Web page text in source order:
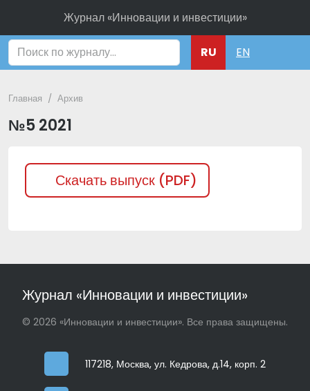
Журнал «Инновации и инвестиции»
RU EN
Главная Архив
№5 2021
Скачать выпуск (PDF)
Журнал «Инновации и инвестиции»
© 2026 «Инновации и инвестиции». Все права защищены.
117218, Москва, ул. Кедрова, д.14, корп. 2